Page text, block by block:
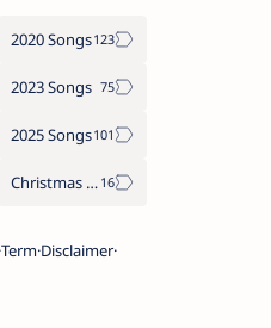
2020 Songs
2023 Songs
2025 Songs
Christmas Songs
Term Disclaimer